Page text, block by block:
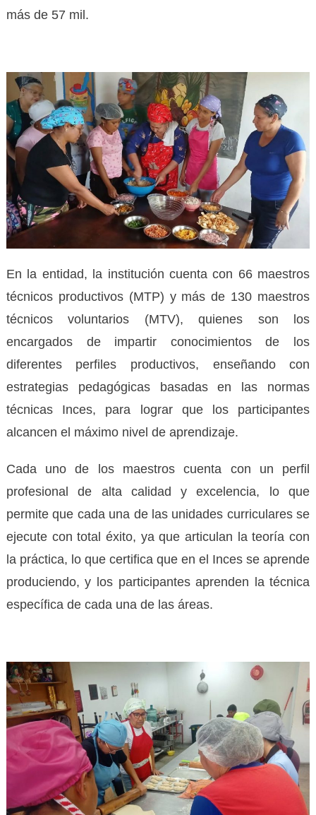
más de 57 mil.
En la entidad, la institución cuenta con 66 maestros
técnicos productivos (MTP) y más de 130 maestros
técnicos voluntarios (MTV), quienes son los
encargados de impartir conocimientos de los
diferentes perfiles productivos, enseñando con
estrategias pedagógicas basadas en las normas
técnicas Inces, para lograr que los participantes
alcancen el máximo nivel de aprendizaje.
Cada uno de los maestros cuenta con un perfil
profesional de alta calidad y excelencia, lo que
permite que cada una de las unidades curriculares se
ejecute con total éxito, ya que articulan la teoría con
la práctica, lo que certifica que en el Inces se aprende
produciendo, y los participantes aprenden la técnica
específica de cada una de las áreas.